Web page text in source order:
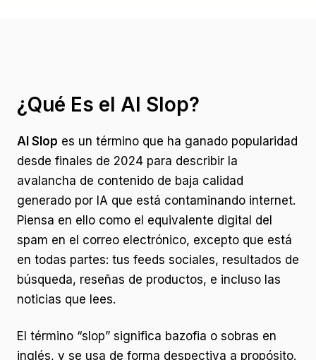
¿Qué Es el AI Slop?
AI Slop es un término que ha ganado popularidad
desde finales de 2024 para describir la
avalancha de contenido de baja calidad
generado por IA que está contaminando internet.
Piensa en ello como el equivalente digital del
spam en el correo electrónico, excepto que está
en todas partes: tus feeds sociales, resultados de
búsqueda, reseñas de productos, e incluso las
noticias que lees.
El término “slop” significa bazofia o sobras en
inglés, y se usa de forma despectiva a propósito.